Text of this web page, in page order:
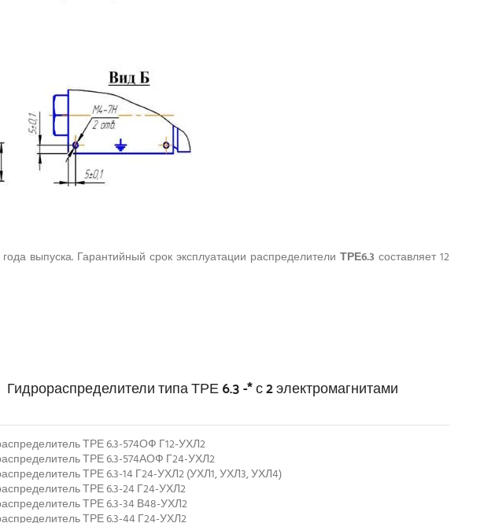
выпуска. Гарантийный срок эксплуатации распределителиТРЕ6.3 составляет 12
Гидрораспределители типа ТРЕ 6.3 -* с 2 электромагнитами
ТРЕ 6.3-574ОФ Г12-УХЛ2
ТРЕ 6.3-574АОФ Г24-УХЛ2
ТРЕ 6.3-14 Г24-УХЛ2 (УХЛ1, УХЛ3, УХЛ4)
ТРЕ 6.3-24 Г24-УХЛ2
ТРЕ 6.3-34 В48-УХЛ2
ТРЕ 6.3-44 Г24-УХЛ2